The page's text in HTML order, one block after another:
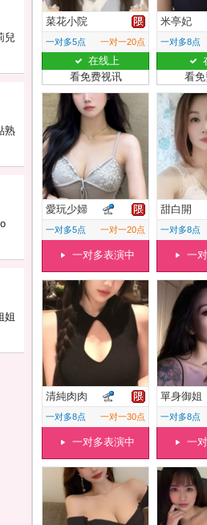
兒
熟
姐
菜花小院
一对多5点 一对一20点
在线上
看免费视讯
米亭妃
一对多8点
看
愛玩少婦
一对多5点 一对一20点
一对多表演中
甜白開
一对多8点
一
清純肉肉
一对多8点 一对一30点
一对多表演中
單身御姐
一对多8点
一